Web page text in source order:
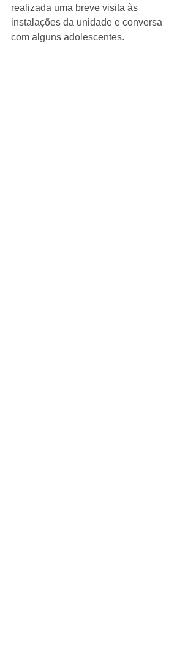
realizada uma breve visita às
instalações da unidade e conversa
com alguns adolescentes.